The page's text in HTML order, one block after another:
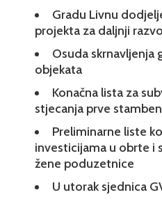
Gradu Livnu
projekta za daljnji
Osuda skrnavljenja
objekata
Konačna lista za
stjecanja prve
Preliminarne liste
investicijama u obrte i
žene poduzetnice
U utorak sjednica